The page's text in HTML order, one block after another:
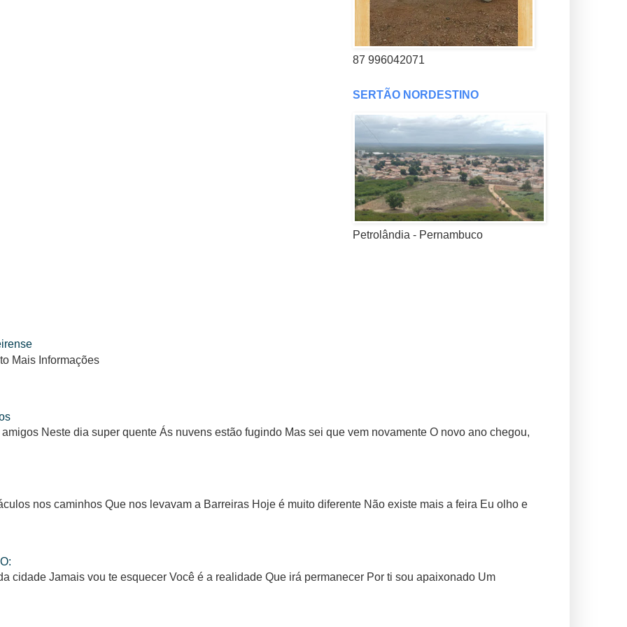
87 996042071
SERTÃO NORDESTINO
Petrolândia - Pernambuco
Mais Informações
Neste dia super quente Ás nuvens estão fugindo Mas sei que vem novamente O novo ano chegou,
nos caminhos Que nos levavam a Barreiras Hoje é muito diferente Não existe mais a feira Eu olho e
cidade Jamais vou te esquecer Você é a realidade Que irá permanecer Por ti sou apaixonado Um